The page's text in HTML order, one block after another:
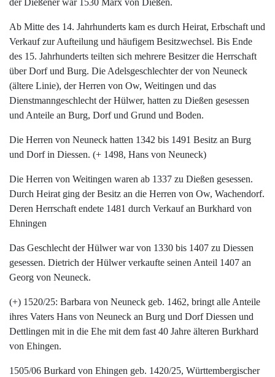
der Dießener war 1530 Marx von Dießen.
Ab Mitte des 14. Jahrhunderts kam es durch Heirat, Erbschaft und
Verkauf zur Aufteilung und häufigem Besitzwechsel. Bis Ende
des 15. Jahrhunderts teilten sich mehrere Besitzer die Herrschaft
über Dorf und Burg. Die Adelsgeschlechter der von Neuneck
(ältere Linie), der Herren von Ow, Weitingen und das
Dienstmanngeschlecht der Hülwer, hatten zu Dießen gesessen
und Anteile an Burg, Dorf und Grund und Boden.
Die Herren von Neuneck hatten 1342 bis 1491 Besitz an Burg
und Dorf in Diessen. (+ 1498, Hans von Neuneck)
Die Herren von Weitingen waren ab 1337 zu Dießen gesessen.
Durch Heirat ging der Besitz an die Herren von Ow, Wachendorf.
Deren Herrschaft endete 1481 durch Verkauf an Burkhard von
Ehningen
Das Geschlecht der Hülwer war von 1330 bis 1407 zu Diessen
gesessen. Dietrich der Hülwer verkaufte seinen Anteil 1407 an
Georg von Neuneck.
(+) 1520/25: Barbara von Neuneck geb. 1462, bringt alle Anteile
ihres Vaters Hans von Neuneck an Burg und Dorf Diessen und
Dettlingen mit in die Ehe mit dem fast 40 Jahre älteren Burkhard
von Ehingen.
1505/06 Burkard von Ehingen geb. 1420/25, Württembergischer